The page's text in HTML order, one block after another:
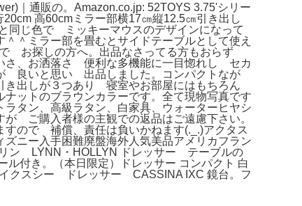
｜通販の。Amazon.co.jp: 52TOYS 3.75'シリー
高60cmミラー部横17㎝縦12.5㎝引き出し
同じ色で ミッキーマウスのデザインになって
ミラー部を畳むとサイドテーブルとして使え
お探しの方へ。出品なさってる方もおらず
さ、お洒落さ 便利な多機能に一目惚れし セカ
良いと思い 出品しました。コンパクトなが
出しが３つあり 寝室やお部屋にはもちろん
ットのブラウンカラーです。全て現物写真です
タン、高級ラタン、白家具、ウォーターヒヤシ
ご購入者様の主観での返品はご遠慮下さい。
ので 補償、責任は負いかねます(._.)アクタス
ニー入手困難廃盤海外人気美品アメリカフラン
リン LYNN・HOLLYN ドレッサー テーブルの
付き。（本日限定）ドレッサー コンパクト 白
イクスシー ドレッサー CASSINA IXC 鏡台。フ